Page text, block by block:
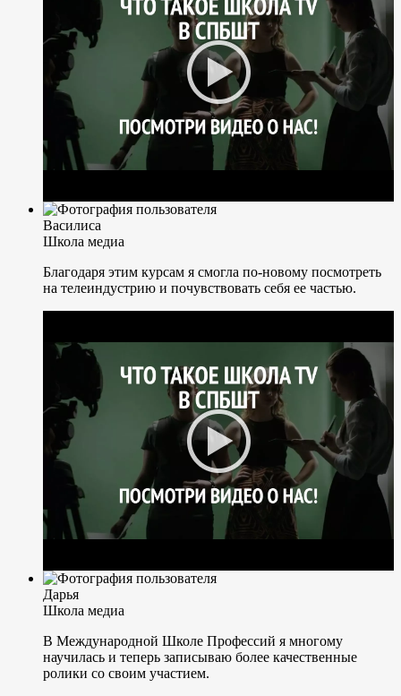
Василиса
Школа медиа
Благодаря этим курсам я смогла по-новому посмотреть
на телеиндустрию и почувствовать себя ее частью.
Дарья
Школа медиа
В Международной Школе Профессий я многому
научилась и теперь записываю более качественные
ролики со своим участием.